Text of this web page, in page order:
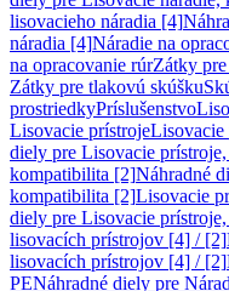
lisovacieho náradia [4]
náradia [4]Náradie na
na opracovanie rúrZátky
Zátky pre tlakovú skúšku
prostriedkyPríslušenstvo
Lisovacie prístroje
diely pre Lisovacie
kompatibilita [2]Náhradné
kompatibilita [2]Lisovacie
diely pre Lisovacie
lisovacích prístrojov [4] / [2]
lisovacích prístrojov [4] / [2]
PENáhradné diely pre